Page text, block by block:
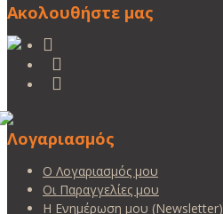
Ακολουθήστε μας
Λογαριασμός
Ο Λογαριασμός μου
Οι Παραγγελίες μου
Η Ενημέρωση μου (Newsletter)